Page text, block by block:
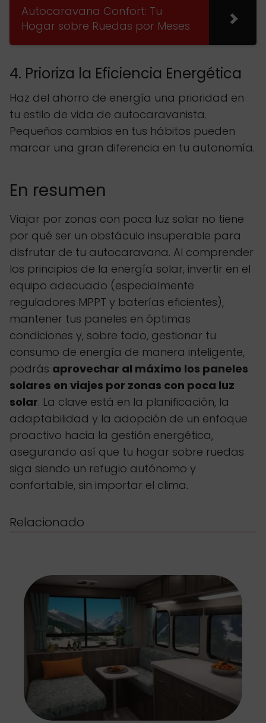
Autocaravana Confort: Tu
Hogar sobre Ruedas por Meses
4. Prioriza la Eficiencia Energética
Haz del ahorro de energía una prioridad en
tu estilo de vida de autocaravanista.
Pequeños cambios en tus hábitos pueden
marcar una gran diferencia en tu autonomía.
En resumen
Viajar por zonas con poca luz solar no tiene
por qué ser un obstáculo insuperable para
disfrutar de tu autocaravana. Al comprender
los principios de la energía solar, invertir en el
equipo adecuado (especialmente
reguladores MPPT y baterías eficientes),
mantener tus paneles en óptimas
condiciones y, sobre todo, gestionar tu
consumo de energía de manera inteligente,
podrás aprovechar al máximo los paneles
solares en viajes por zonas con poca luz
solar. La clave está en la planificación, la
adaptabilidad y la adopción de un enfoque
proactivo hacia la gestión energética,
asegurando así que tu hogar sobre ruedas
siga siendo un refugio autónomo y
confortable, sin importar el clima.
Relacionado